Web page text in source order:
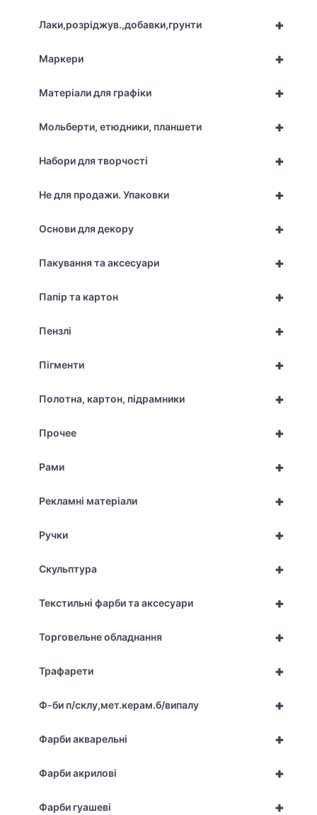
+
Лаки,розріджув.,добавки,грунти
+
Маркери
+
Матеріали для графіки
+
Мольберти, етюдники, планшети
+
Набори для творчості
+
Не для продажи. Упаковки
+
Основи для декору
+
Пакування та аксесуари
+
Папір та картон
+
Пензлі
+
Пігменти
+
Полотна, картон, підрамники
+
Прочее
+
Рами
+
Рекламні матеріали
+
Ручки
+
Скульптура
+
Текстильні фарби та аксесуари
+
Торговельне обладнання
+
Трафарети
+
Ф-би п/склу,мет.керам.б/випалу
+
Фарби акварельні
+
Фарби акрилові
+
Фарби гуашеві